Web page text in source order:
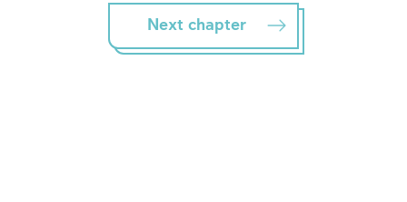
Next chapter